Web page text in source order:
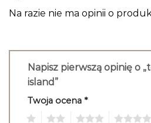
Na razie nie ma opinii o
Napisz pierwszą opinię o
island”
Twoja ocena *